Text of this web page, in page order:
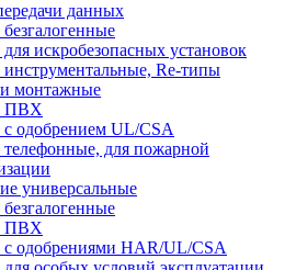
данных
искробезопасных установок
Re-типы
монтажные
ПВХ
с одобрением UL/CSA
телефонные, для пожарной
универсальные
ПВХ
с одобрениями HAR/UL/CSA